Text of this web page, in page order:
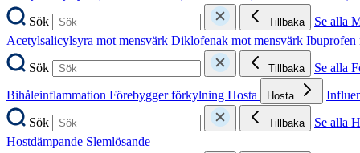
Sök
Tillbaka
Se alla
Acetylsalicylsyra mot mensvärk Diklofenak mot mensvärk Ibuprofen
Sök
Tillbaka
Se alla
Bihåleinflammation Förebygger förkylning Hosta Hosta
Sök
Tillbaka
Se alla
Hostdämpande Slemlösande